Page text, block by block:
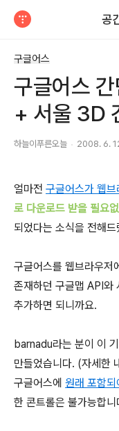
공
구글어스
구글어스
+ 서울 3D
하늘이푸른오늘 2008. 6.
얼마전 구글어스가 웹
로 다운로드 받을 필요
되었다는 소식을 전해드
구글어스를 웹브라우저
존재하던 구글맵 API와
추가하면 되니까요.
barnadu라는 분이 이
만들었습니다. (자세한
구글어스에 원래 포함되
한 콘트롤은 불가능합니